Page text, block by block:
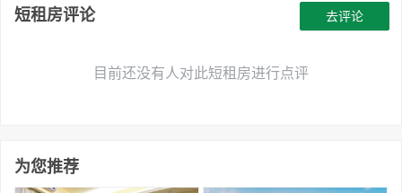
短租房评论
目前还没有人对此短租房进行点评
去评论
为您推荐